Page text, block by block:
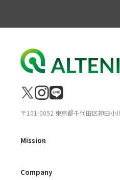
〒101-0052 東京都千代田区神田小
Mission
Company